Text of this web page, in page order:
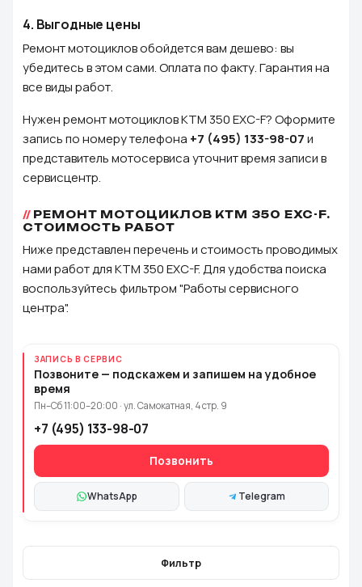
4. Выгодные цены
Ремонт мотоциклов обойдется вам дешево: вы
убедитесь в этом сами. Оплата по факту. Гарантия на
все виды работ.
Нужен ремонт мотоциклов KTM 350 EXC-F? Оформите
запись по номеру телефона +7 (495) 133-98-07и
представитель мотосервиса уточнит время записи в
сервисцентр.
РЕМОНТ МОТОЦИКЛОВ KTM 350 EXC-F.
СТОИМОСТЬ РАБОТ
Ниже представлен перечень и стоимость проводимых
нами работ для KTM 350 EXC-F. Для удобства поиска
воспользуйтесь фильтром "Работы сервисного
центра".
ЗАПИСЬ В СЕРВИС
Позвоните — подскажем и запишем на удобное
время
Пн–Сб 11:00–20:00 · ул. Самокатная, 4 стр. 9
+7 (495) 133-98-07
Позвонить
WhatsApp Telegram
Фильтр